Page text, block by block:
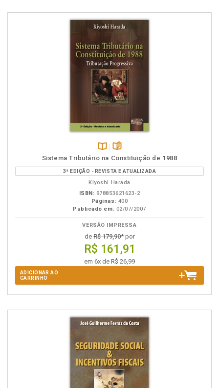
Disponível
na
B.V.
páginas
Sistema Tributário na Constituição de 1988
3ª EDIÇÃO - REVISTA E ATUALIZADA
Kiyoshi Harada
ISBN: 978853621623-2
Páginas: 400
Publicado em: 02/07/2007
VERSÃO IMPRESSA
deR$ 179,90* por
R$ 161,91
em 6x de R$ 26,99
ADICIONAR AO
CARRINHO